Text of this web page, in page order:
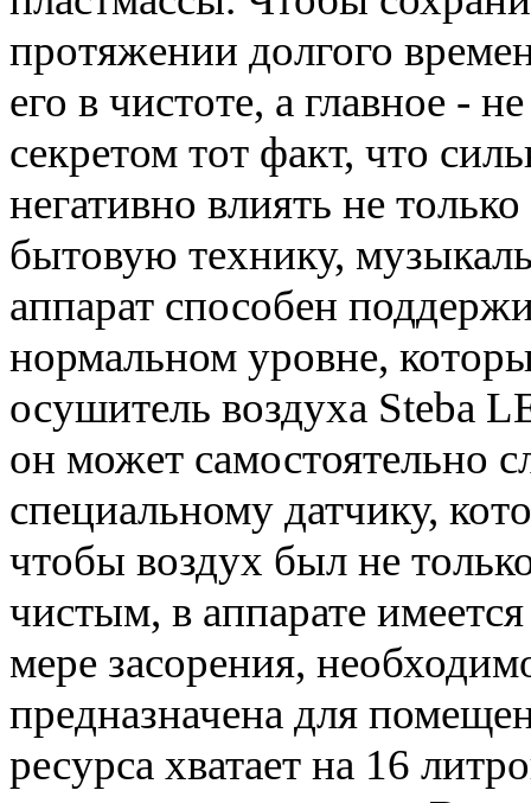
протяжении долгого
его в чистоте, а главное -
секретом тот факт, что
негативно влиять не
бытовую технику,
аппарат способен
нормальном уровне,
осушитель воздуха Steba
он может самостоятельно
специальному датчику,
чтобы воздух был не
чистым, в аппарате
мере засорения,
предназначена для
ресурса хватает на 16